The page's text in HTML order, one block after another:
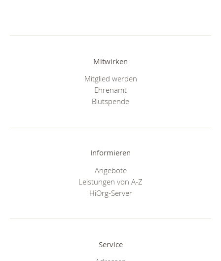
Mitwirken
Mitglied werden
Ehrenamt
Blutspende
Informieren
Angebote
Leistungen von A-Z
HiOrg-Server
Service